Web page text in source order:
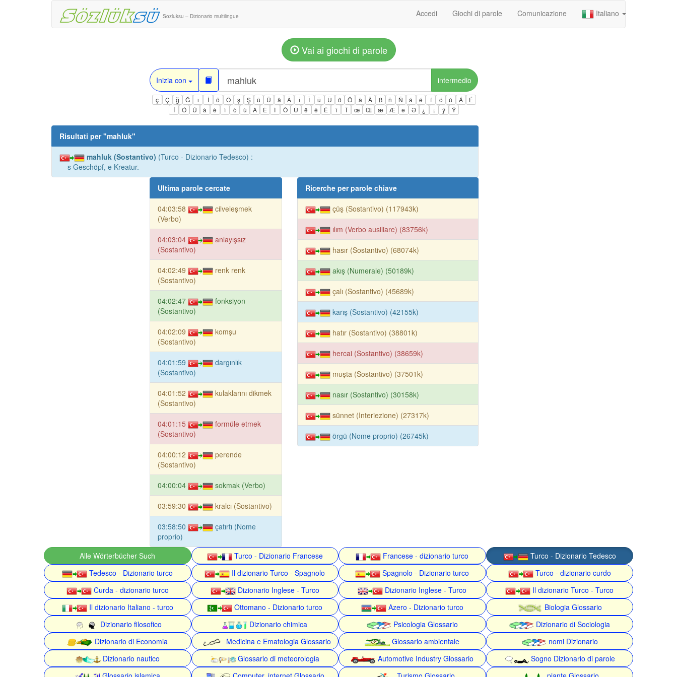
Sozluksu – Dizionario multilingue Accedi Giochi di parole Comunicazione Italiano
Vai ai giochi di parole
Inizia con intermedio
ç Ç ğ Ğ ı İ ö Ö ş Ş ü Ü â Â î Î û Û ô Ô ä Ä ß ñ Ñ á é í ó ú Á
É
Í
Ó Ú à è ì ò ù À È Ì Ò Ù ê ë Ë ï Ï œ Œ æ Æ ə Ə ¿ ¡ ÿ Ÿ
Risultati per "mahluk"
mahluk (Sostantivo) (Turco - Dizionario Tedesco) :
s Geschöpf, e Kreatur.
Ultima parole cercate
04:03:58
cilveleşmek
(Verbo)
04:03:04
anlayışsız
(Sostantivo)
04:02:49
renk renk
(Sostantivo)
04:02:47
fonksiyon
(Sostantivo)
04:02:09
komşu
(Sostantivo)
04:01:59
dargınlık
(Sostantivo)
04:01:52
kulaklarını dikmek
(Sostantivo)
04:01:15
formüle etmek
(Sostantivo)
04:00:12
perende
(Sostantivo)
04:00:04 sokmak (Verbo)
03:59:30 kralcı (Sostantivo)
03:58:50
çatırtı (Nome
proprio)
Ricerche per parole chiave
çüş (Sostantivo) (117943k)
ılım (Verbo ausiliare) (83756k)
hasır (Sostantivo) (68074k)
akış (Numerale) (50189k)
çalı (Sostantivo) (45689k)
karış (Sostantivo) (42155k)
hatır (Sostantivo) (38801k)
hercai (Sostantivo) (38659k)
muşta (Sostantivo) (37501k)
nasır (Sostantivo) (30158k)
sünnet (Interiezione) (27317k)
örgü (Nome proprio) (26745k)
Alle Wörterbücher Such Turco - Dizionario Francese Francese - dizionario turco
Turco - Dizionario Tedesco
Tedesco - Dizionario turco
Il dizionario Turco - Spagnolo Spagnolo - Dizionario turco
Turco - dizionario curdo
Curda - dizionario turco
Dizionario Inglese - Turco Dizionario Inglese - Turco
Il dizionario Turco - Turco
Il dizionario Italiano - turco
Ottomano - Dizionario turco Azero - Dizionario turco
Biologia Glossario
Dizionario filosofico
Dizionario chimica Psicologia Glossario
Dizionario di Sociologia
Dizionario di Economia
Medicina e Ematologia Glossario Glossario ambientale
nomi Dizionario
Dizionario nautico
Glossario di meteorologia Automotive Industry Glossario
Sogno Dizionario di parole